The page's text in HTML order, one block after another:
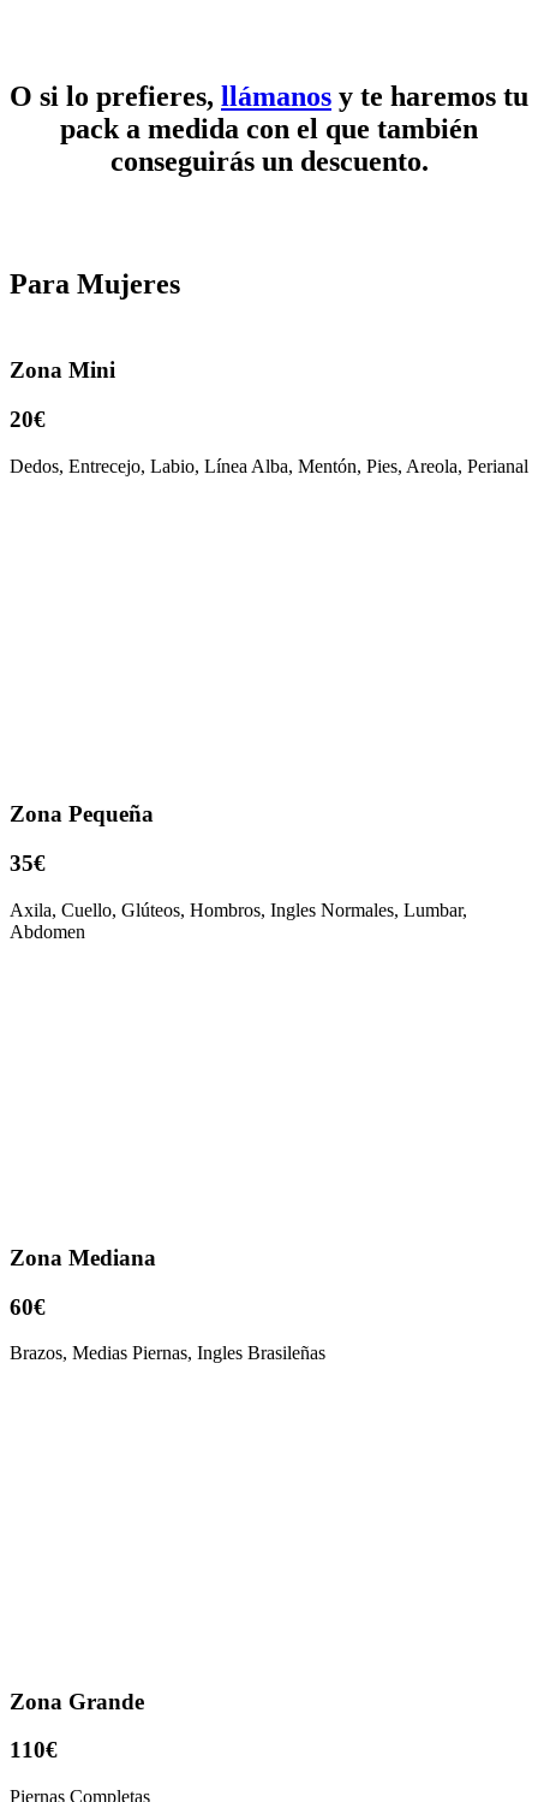
O si lo prefieres, llámanos y te haremos tu
pack a medida con el que también
conseguirás un descuento.
Para Mujeres
Zona Mini
20€
Dedos, Entrecejo, Labio, Línea Alba, Mentón, Pies, Areola, Perianal
Zona Pequeña
35€
Axila, Cuello, Glúteos, Hombros, Ingles Normales, Lumbar,
Abdomen
Zona Mediana
60€
Brazos, Medias Piernas, Ingles Brasileñas
Zona Grande
110€
Piernas Completas